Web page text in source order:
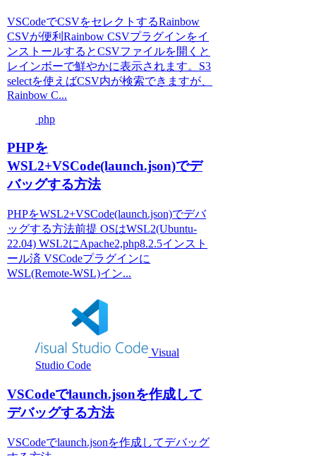
VSCodeでCSVをセレクトするRainbow
CSVが便利Rainbow CSVプラグインをイ
ンストールするとCSVファイルを開くと
レインボーで鮮やかに表示されます。S3
selectを使えばCSV内が検索できますが、
Rainbow C...
php
PHPを
WSL2+VSCode(launch.json)でデ
バッグする方法
PHPをWSL2+VSCode(launch.json)でデバ
ッグする方法前提 OSはWSL2(Ubuntu-
22.04) WSL2にApache2,php8.2.5インスト
ール済 VSCodeプラグインに
WSL(Remote-WSL)イン...
Visual
Studio Code
VSCodeでlaunch.jsonを作成して
デバッグする方法
VSCodeでlaunch.jsonを作成してデバッグ